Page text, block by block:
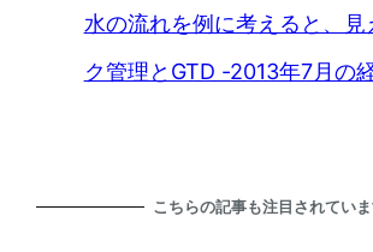
水の流れを例に考えると、見
ク管理とGTD -2013年7月の
こちらの記事も注目されてい